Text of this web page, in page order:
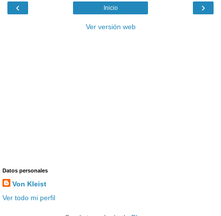
‹ ›
Inicio
Ver versión web
Datos personales
Von Kleist
Ver todo mi perfil